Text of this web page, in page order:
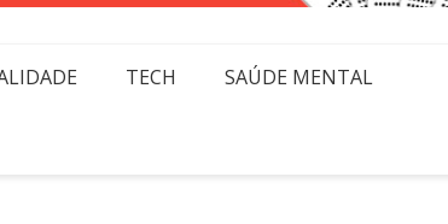
TECH SAÚDE MENTAL